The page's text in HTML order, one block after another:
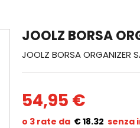
JOOLZ BORSA
JOOLZ BORSA ORGANIZER
54,95 €
€ 18.32